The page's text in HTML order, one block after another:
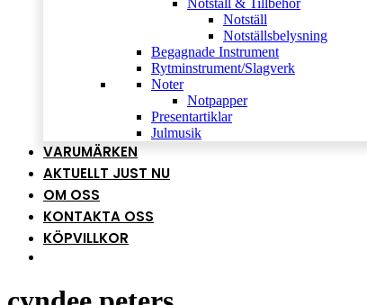
Notställ & Tillbehör
Notställ
Notställsbelysning
Begagnade Instrument
Rytminstrument/Slagverk
Noter
Notpapper
Presentartiklar
Julmusik
VARUMÄRKEN
AKTUELLT JUST NU
OM OSS
KONTAKTA OSS
KÖPVILLKOR